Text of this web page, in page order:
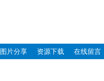
图片分享 资源下载 在线留言